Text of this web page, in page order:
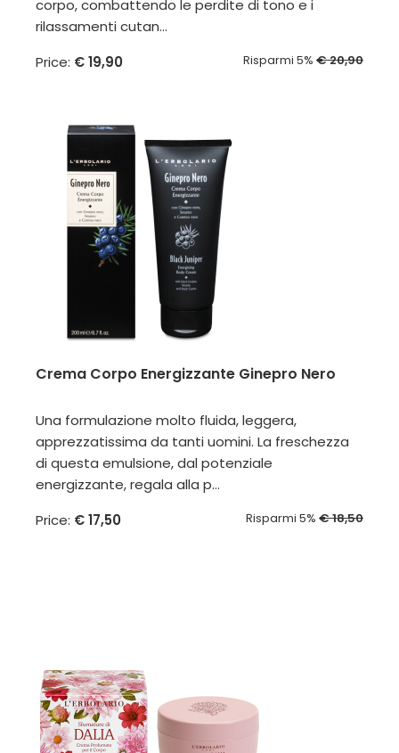
corpo, combattendo le perdite di tono e i
rilassamenti cutan...
Price: € 19,90 Risparmi 5% € 20,90
Crema Corpo Energizzante Ginepro Nero
Una formulazione molto fluida, leggera,
apprezzatissima da tanti uomini. La freschezza
di questa emulsione, dal potenziale
energizzante, regala alla p...
Price: € 17,50 Risparmi 5% € 18,50